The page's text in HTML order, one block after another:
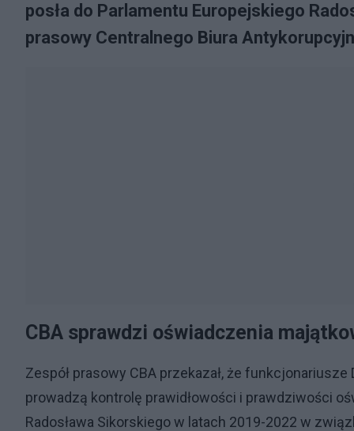
posła do Parlamentu Europejskiego
prasowy Centralnego Biura
CBA sprawdzi oświadczenia
Zespół prasowy CBA przekazał, że
prowadzą kontrolę prawidłowości i prawdziwości
Radosława Sikorskiego w latach 2019-2022 w